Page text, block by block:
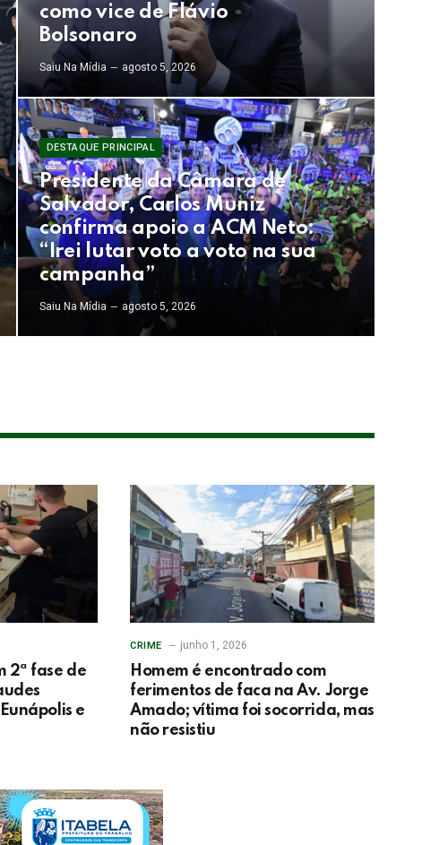
como vice de Flávio
Bolsonaro
Saiu Na Mídia agosto 5, 2026
DESTAQUE PRINCIPAL
Presidente da Câmara de
Salvador, Carlos Muniz
confirma apoio a ACM Neto:
“Irei lutar voto a voto na sua
campanha”
Saiu Na Mídia agosto 5, 2026
2ª fase de
e
CRIME junho 1, 2026
Homem é encontrado com
ferimentos de faca na Av. Jorge
Amado; vítima foi socorrida, mas
não resistiu